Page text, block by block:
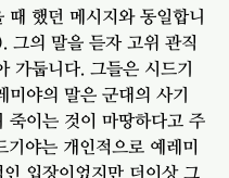
때 했던 메시지와 동일합니
의 말을 듣자 고위 관직
가둡니다. 그들은 시드기
미야의 말은 군대의 사기
죽이는 것이 마땅하다고 주
기야는 개인적으로 예레미
입장이었지만 더이상 그